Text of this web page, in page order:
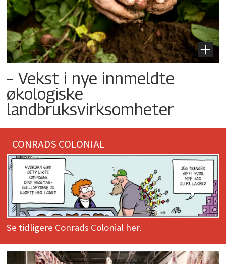
– Vekst i nye innmeldte
økologiske
landbruksvirksomheter
CONRADS COLONIAL
Se tidligere Conrads Colonial her.